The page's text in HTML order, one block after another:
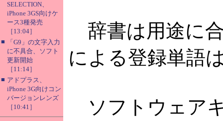
SELECTION、
iPhone 3GS向けケ
ース3種発売
［13:04］
■
「G9」の文字入力
に不具合、ソフト
更新開始
［11:14］
■ アドプラス、
iPhone 3G向けコン
バージョンレンズ
［10:41］
辞書は用途に
による登録単語
ソフトウェア